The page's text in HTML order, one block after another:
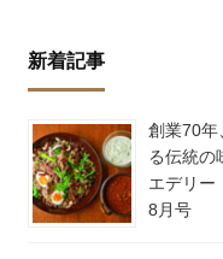
新着記事
創業70年
る伝統の
エデリ
8月号